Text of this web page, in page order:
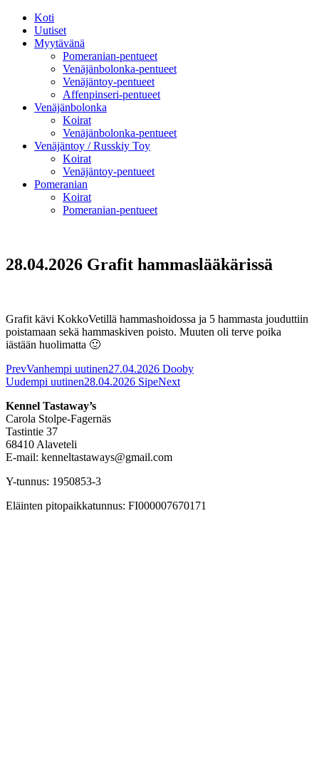
Koti
Uutiset
Myytävänä
Pomeranian-pentueet
Venäjänbolonka-pentueet
Venäjäntoy-pentueet
Affenpinseri-pentueet
Venäjänbolonka
Koirat
Venäjänbolonka-pentueet
Venäjäntoy / Russkiy Toy
Koirat
Venäjäntoy-pentueet
Pomeranian
Koirat
Pomeranian-pentueet
28.04.2026 Grafit hammaslääkärissä
Grafit kävi KokkoVetillä hammashoidossa ja 5 hammasta jouduttiin
poistamaan sekä hammaskiven poisto. Muuten oli terve poika
iästään huolimatta 🙂
PrevVanhempi uutinen27.04.2026 Dooby
Uudempi uutinen28.04.2026 SipeNext
Kennel Tastaway’s
Carola Stolpe-Fagernäs
Tastintie 37
68410 Alaveteli
E-mail: kenneltastaways@gmail.com
Y-tunnus: 1950853-3
Eläinten pitopaikkatunnus: FI000007670171